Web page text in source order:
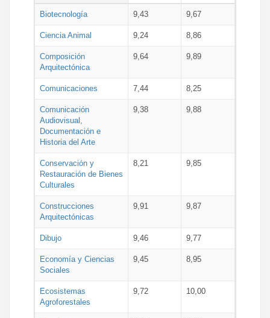
Biotecnología 9,43 9,67
Ciencia Animal 9,24 8,86
Composición
Arquitectónica
9,64 9,89
Comunicaciones 7,44 8,25
Comunicación
Audiovisual,
Documentación e
Historia del Arte
9,38 9,88
Conservación y
Restauración de Bienes
Culturales
8,21 9,85
Construcciones
Arquitectónicas
9,91 9,87
Dibujo 9,46 9,77
Economía y Ciencias
Sociales
9,45 8,95
Ecosistemas
Agroforestales
9,72 10,00